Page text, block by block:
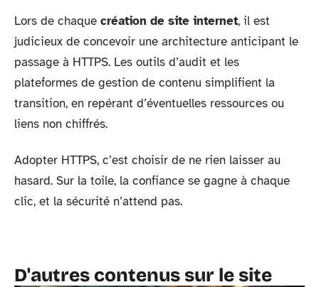
Lors de chaque création de site internet, il est
judicieux de concevoir une architecture anticipant le
passage à HTTPS. Les outils d’audit et les
plateformes de gestion de contenu simplifient la
transition, en repérant d’éventuelles ressources ou
liens non chiffrés.
Adopter HTTPS, c’est choisir de ne rien laisser au
hasard. Sur la toile, la confiance se gagne à chaque
clic, et la sécurité n’attend pas.
D'autres contenus sur le site